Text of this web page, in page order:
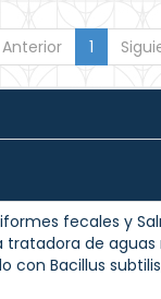
Anterior 1
fecales y
de
con Bacillus